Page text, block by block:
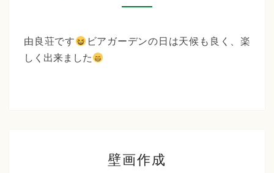
年
月
ー
由良荘です
ビアガーデンの日は天候も良く、楽
しく出来ました
画
壁画作成